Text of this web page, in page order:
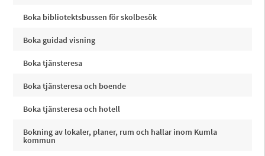
Boka bibliotektsbussen för skolbesök
Boka guidad visning
Boka tjänsteresa
Boka tjänsteresa och boende
Boka tjänsteresa och hotell
Bokning av lokaler, planer, rum och hallar inom Kumla
kommun